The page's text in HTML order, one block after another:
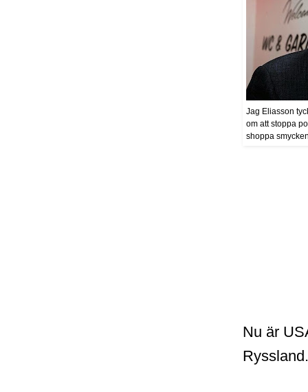
Jag Eliasson
om att stoppa
shoppa
Nu är